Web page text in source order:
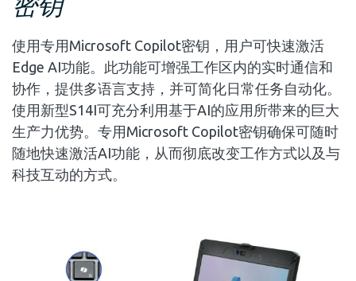
使用专用Microsoft Copilot密钥，用户可快速激活
Edge AI功能。此功能可增强工作区内的实时通信和
协作，提供多语言支持，并可简化日常任务自动化。
使用新型S14I可充分利用基于AI的应用所带来的巨大
生产力优势。专用Microsoft Copilot密钥确保可随时
随地快速激活AI功能，从而彻底改变工作方式以及与
科技互动的方式。